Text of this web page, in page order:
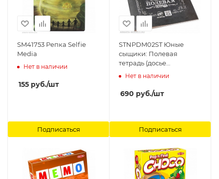
SM41753 Репка Selfie
Media
Нет в наличии
155 руб./шт
Подписаться
STNPDM02ST Юные
сыщики: Полевая
тетрадь (досье
персонажа) Студия 101
Нет в наличии
690 руб./шт
Подписаться